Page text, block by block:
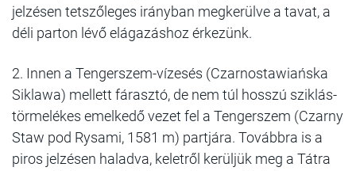
jelzésen tetszőleges irányban megkerülve a tavat, a
déli parton lévő elágazáshoz érkezünk.
2. Innen a Tengerszem-vízesés (Czarnostawiańska
Siklawa) mellett fárasztó, de nem túl hosszú sziklás-
törmelékes emelkedő vezet fel a Tengerszem (Czarny
Staw pod Rysami, 1581 m) partjára. Továbbra is a
piros jelzésen haladva, keletről kerüljük meg a Tátra